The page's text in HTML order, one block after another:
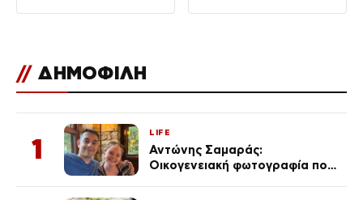
// ΔΗΜΟΦΙΛΗ
1
LIFE
Αντώνης Σαμαράς:
Οικογενειακή φωτογραφία που